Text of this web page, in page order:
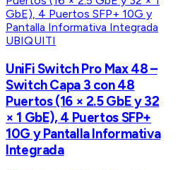
UBIQUITI
UniFi Switch Pro Max 48 –
Switch Capa 3 con 48
Puertos (16 × 2.5 GbE y 32
× 1 GbE), 4 Puertos SFP+
10G y Pantalla Informativa
Integrada